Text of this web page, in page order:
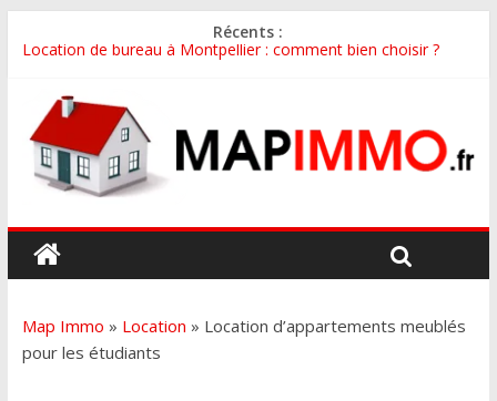
Récents :
Location de bureau à Montpellier : comment bien choisir ?
défiscalisation
Fiscalité des SCPI en France en 2024 : comprendre les règles
pour mieux optimiser son investissement
Pourquoi changer d’assurance emprunteur et comment
procéder étape par étape
Comment estimer la valeur de mon bien immobilier et mieux le
vendre ?
Map Immo » Location » Location d’appartements meublés
pour les étudiants